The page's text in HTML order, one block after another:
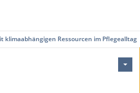
klimaabhängigen Ressourcen im Pflegealltag